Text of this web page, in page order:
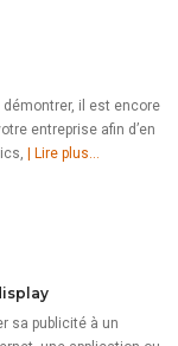
démontrer, il est encore
entreprise afin d’en
| Lire plus…
sa publicité à un